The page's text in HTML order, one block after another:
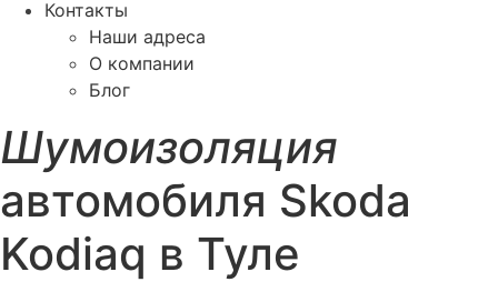
Контакты
Наши адреса
О компании
Блог
Шумоизоляция
автомобиля Skoda
Kodiaq в Туле